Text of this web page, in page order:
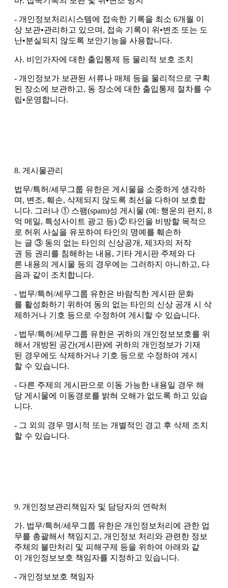
- 개인정보처리시스템에 접속한 기록을 최소 6개월 이
상 보관•관리하고 있으며, 접속 기록이 위•변조 또는 도
난•분실되지 않도록 보안기능을 사용합니다.
사. 비인가자에 대한 출입통제 등 물리적 보호 조치
- 개인정보가 보관된 서류나 매체 등을 물리적으로 구획
된 장소에 보관하고, 동 장소에 대한 출입통제 절차를 수
립•운영합니다.
8. 게시물관리
법무/특허/세무그룹 유한은 게시물을 소중하게 생각하
며, 변조, 훼손, 삭제되지 않도록 최선을 다하여 보호합
니다. 그러나 ① 스팸(spam)성 게시물 (예: 행운의 편지, 8
억 메일, 특성사이트 광고 등) ② 타인을 비방할 목적으
로 허위 사실을 유포하여 타인의 명예를 훼손하
는 글 ③ 동의 없는 타인의 신상공개, 제3자의 저작
권 등 권리를 침해하는 내용, 기타 게시판 주제와 다
른 내용의 게시물 등의 경우에는 그러하지 아니하고, 다
음과 같이 조치합니다.
- 법무/특허/세무그룹 유한은 바람직한 게시판 문화
를 활성화하기 위하여 동의 없는 타인의 신상 공개 시 삭
제하거나 기호 등으로 수정하여 게시할 수 있습니다.
- 법무/특허/세무그룹 유한은 귀하의 개인정보보호를 위
해서 개방된 공간(게시판)에 귀하의 개인정보가 기재
된 경우에도 삭제하거나 기호 등으로 수정하여 게시
할 수 있습니다.
- 다른 주제의 게시판으로 이동 가능한 내용일 경우 해
당 게시물에 이동경로를 밝혀 오해가 없도록 하고 있습
니다.
- 그 외의 경우 명시적 또는 개별적인 경고 후 삭제 조치
할 수 있습니다.
9. 개인정보관리책임자 및 담당자의 연락처
가. 법무/특허/세무그룹 유한은 개인정보처리에 관한 업
무를 총괄해서 책임지고, 개인정보 처리와 관련한 정보
주체의 불만처리 및 피해구제 등을 위하여 아래와 같
이 개인정보보호 책임자를 지정하고 있습니다.
- 개인정보보호 책임자